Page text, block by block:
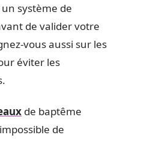
système de
de valider votre
vous aussi sur les
éviter les
de baptême
de